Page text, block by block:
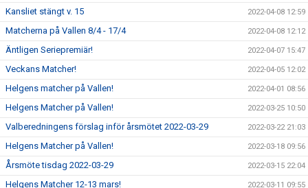
Kansliet stängt v. 15 2022-04-08 12:59
Matcherna på Vallen 8/4 - 17/4 2022-04-08 12:12
Äntligen Seriepremiär! 2022-04-07 15:47
Veckans Matcher! 2022-04-05 12:02
Helgens matcher på Vallen! 2022-04-01 08:56
Helgens Matcher på Vallen! 2022-03-25 10:50
Valberedningens förslag inför årsmötet 2022-03-29 2022-03-22 21:03
Helgens Matcher på Vallen! 2022-03-18 09:56
Årsmöte tisdag 2022-03-29 2022-03-15 22:04
Helgens Matcher 12-13 mars! 2022-03-11 09:55